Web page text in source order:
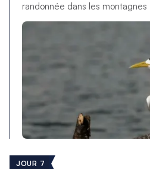
randonnée dans les montagnes
JOUR 7